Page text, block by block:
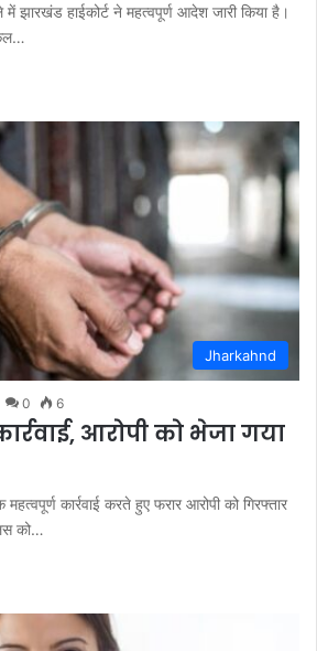
झारखंड हाईकोर्ट ने महत्वपूर्ण आदेश जारी किया है।
Jharkahnd
0 6
आरोपी को भेजा गया
कार्रवाई करते हुए फरार आरोपी को गिरफ्तार
को…